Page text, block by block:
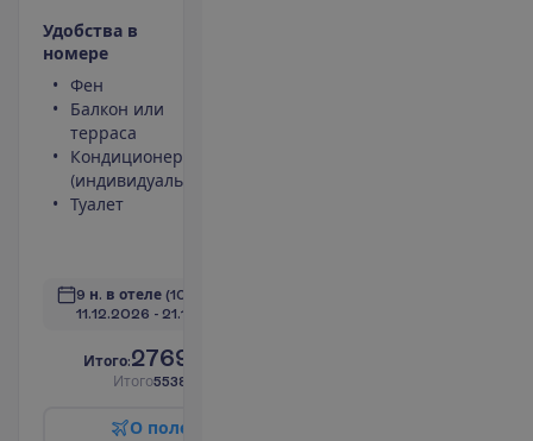
Удобства в
номере
Фен
Балкон или
терраса
Кондиционер
(индивидуальный)
Туалет
9 н. в отеле (10 н. всего)
11.12.2026 - 21.12.2026
Итого:2769.00
Итого5538.00
О поле